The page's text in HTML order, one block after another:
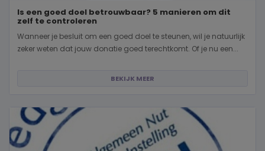
Is een goed doel betrouwbaar? 5 manieren om dit
zelf te controleren
Wanneer je besluit om een goed doel te steunen, wil je natuurlijk
zeker weten dat jouw donatie goed terechtkomt. Of je nu een...
BEKIJK MEER